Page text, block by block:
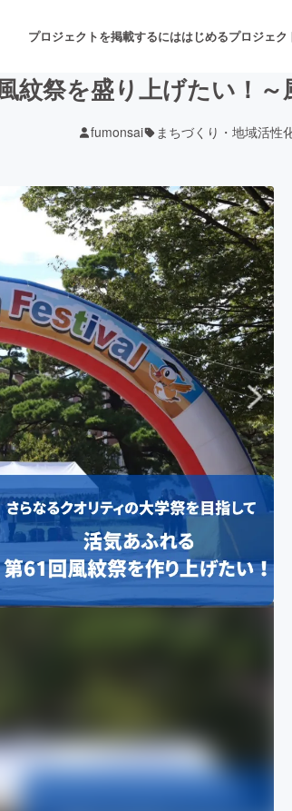
プロジェクトを掲載するにははじめるプロジェク
舞台・
ゲーム・サービス開発 フード
書籍・雑誌出版 アニメ
チャレンジ ビュー
CAMPFIRE for Social GoodCAMPFIRE
CAMPFIREふるさと納税machi-yaコミュ
紋祭を盛り上げたい！～
fumonsai まちづくり・地域活性